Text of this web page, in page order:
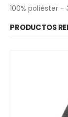
100% poliéster –
PRODUCTOS